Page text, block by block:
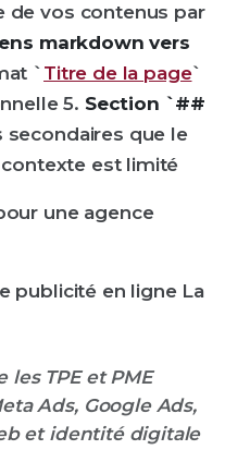
de vos contenus par
markdown vers
` Titre de la page`
5. Section `##
que le
est limité
une agence
en ligne La
TPE et PME
Ads, Google Ads,
et identité digitale